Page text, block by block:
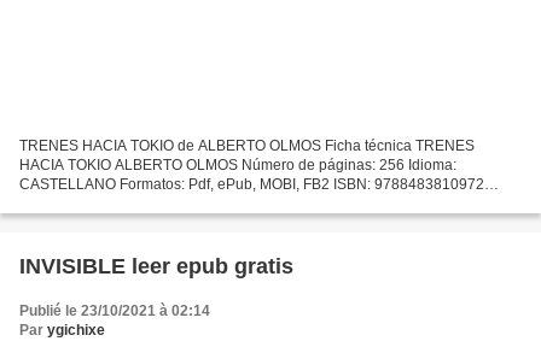
TRENES HACIA TOKIO de ALBERTO OLMOS Ficha técnica TRENES
HACIA TOKIO ALBERTO OLMOS Número de páginas: 256 Idioma:
CASTELLANO Formatos: Pdf, ePub, MOBI, FB2 ISBN: 9788483810972
Libros...
INVISIBLE leer epub gratis
Publié le 23/10/2021 à 02:14
Par ygichixe